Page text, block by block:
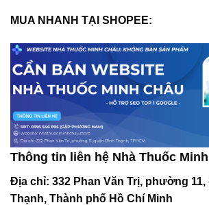
MUA NHANH TẠI SHOPEE:
Thông tin liên hệ Nhà Thuốc
Địa chỉ: 332 Phan Văn Trị, phường
Thạnh, Thành phố Hồ Chí Minh